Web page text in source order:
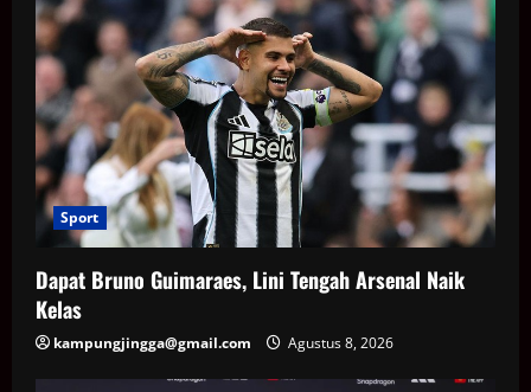
Sport
Dapat Bruno Guimaraes, Lini Tengah Arsenal Naik
Kelas
kampungjingga@gmail.com Agustus 8, 2026